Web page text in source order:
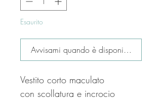
Esaurito
Avvisami quando è disponibile
Vestito corto maculato
con scollatura e incrocio